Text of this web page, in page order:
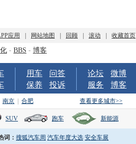
应用 网站地图 回顾 滚动 收藏首页
- BBS - 博客
用车
问答
保养
投诉
论坛
微博
服务
博客
查看更多城市>>
南京 合肥
SUV 跑车 新能源
词： 搜狐汽车周 汽车年度大选 安全车展